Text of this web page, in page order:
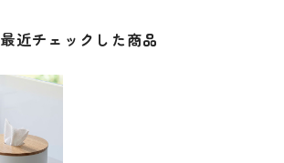
最近チェックした商品